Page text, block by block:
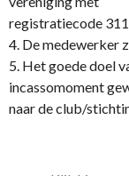
registratiecode
4. De medewerker
5. Het goede doel
incassomoment
naar de club/